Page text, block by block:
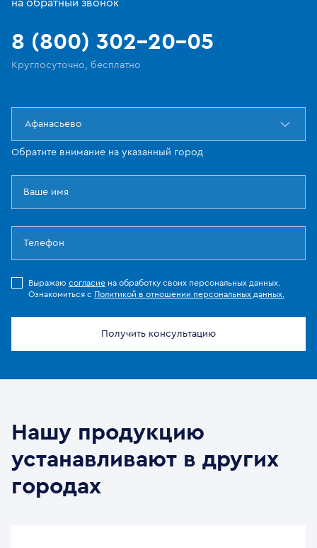
на обратный звонок
8 (800) 302-20-05
Круглосуточно, бесплатно
Афанасьево
Обратите внимание на указанный город
Выражаю согласие на обработку своих персональных данных.
Ознакомиться с Политикой в отношении персональных данных.
Получить консультацию
Нашу продукцию
устанавливают в других
городах